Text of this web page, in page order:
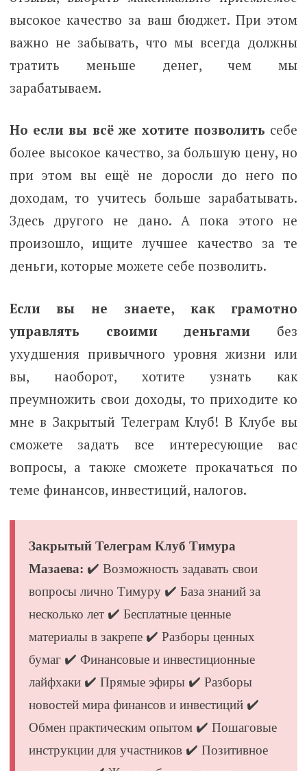
высокое качество за ваш бюджет. При этом
важно не забывать, что мы всегда должны
тратить меньше денег, чем мы
зарабатываем.
Но если вы всё же хотите позволить себе
более высокое качество, за большую цену, но
при этом вы ещё не доросли до него по
доходам, то учитесь больше зарабатывать.
Здесь другого не дано. А пока этого не
произошло, ищите лучшее качество за те
деньги, которые можете себе позволить.
Если вы не знаете, как грамотно
управлять своими деньгами без
ухудшения привычного уровня жизни или
вы, наоборот, хотите узнать как
преумножить свои доходы, то приходите ко
мне в Закрытый Телеграм Клуб! В Клубе вы
сможете задать все интересующие вас
вопросы, а также сможете прокачаться по
теме финансов, инвестиций, налогов.
Закрытый Телеграм Клуб Тимура
Мазаева: ✔️ Возможность задавать свои
вопросы лично Тимуру ✔️ База знаний за
несколько лет ✔️ Бесплатные ценные
материалы в закрепе ✔️ Разборы ценных
бумаг ✔️ Финансовые и инвестиционные
лайфхаки ✔️ Прямые эфиры ✔️ Разборы
новостей мира финансов и инвестиций ✔️
Обмен практическим опытом ✔️ Пошаговые
инструкции для участников ✔️ Позитивное